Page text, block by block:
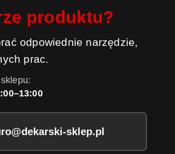
produktu?
odpowiednie narzędzie,
prac.
sklep.pl